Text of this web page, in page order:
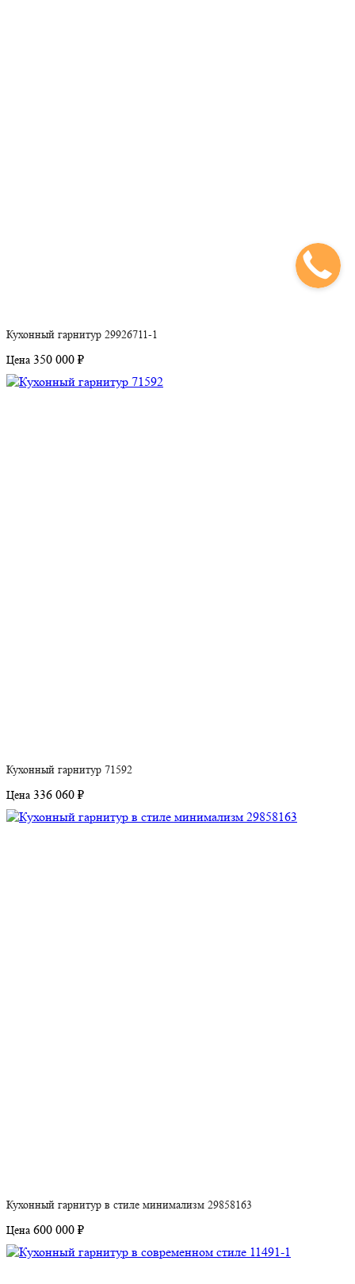
Кухонный гарнитур 29926711-1
Цена 350 000 ₽
Кухонный гарнитур 71592
Цена 336 060 ₽
Кухонный гарнитур в стиле минимализм 29858163
Цена 600 000 ₽